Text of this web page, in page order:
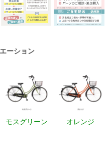
ーション
モスグリーン オレンジ